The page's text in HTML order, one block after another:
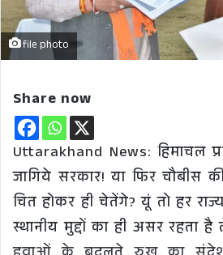
file photo
Share now
Uttarakhand News: हिमाचल
जागिये सरकार! या फिर चौबीस
चित होकर ही चेतेंगे? यूं तो हर
स्थानीय मुद्दों का ही असर रहता